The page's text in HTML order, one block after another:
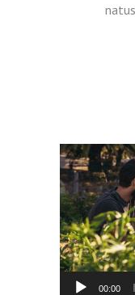
Reproductor
00:00